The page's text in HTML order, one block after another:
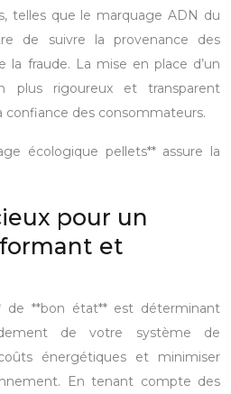
telles que le marquage ADN du
de suivre la provenance des
fraude. La mise en place d’un
plus rigoureux et transparent
confiance des consommateurs.
écologique pellets** assure la
pour un
et
de **bon état** est déterminant
de votre système de
énergétiques et minimiser
En tenant compte des